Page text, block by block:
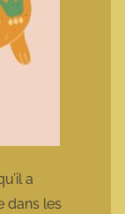
a
dans les